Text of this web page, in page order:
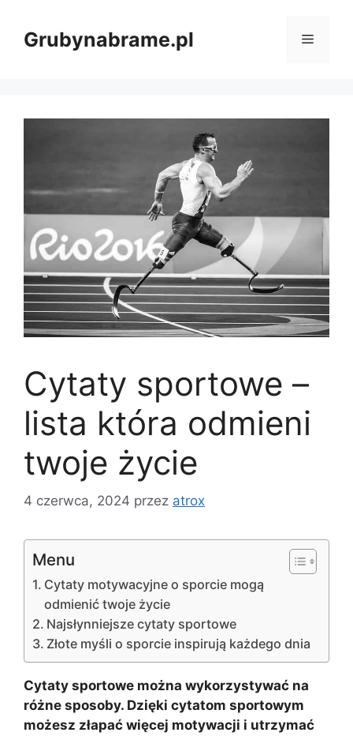
treściGrubynabrame.pl Menu
Cytaty sportowe –
lista która odmieni
twoje życie
4 czerwca, 2024 przez atrox
Menu
Cytaty motywacyjne o sporcie mogą
odmienić twoje życie
Najsłynniejsze cytaty sportowe
Złote myśli o sporcie inspirują każdego dnia
Cytaty sportowe można wykorzystywać na
różne sposoby. Dzięki cytatom sportowym
możesz złapać więcej motywacji i utrzymać